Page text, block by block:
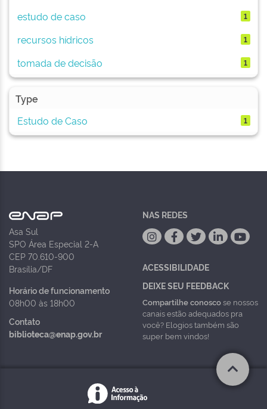
estudo de caso 1
recursos hídricos 1
tomada de decisão 1
Type
Estudo de Caso
1
Asa Sul
SPO Área Especial 2-A
CEP 70.610-900
Brasília/DF
Horário de funcionamento
08h00 às 18h00
Contato
biblioteca@enap.gov.br
NAS REDES
ACESSIBILIDADE
DEIXE SEU FEEDBACK
Compartilhe conoscose nossos
canais estão adequados pra
você? Elogios também são
super bem vindos!